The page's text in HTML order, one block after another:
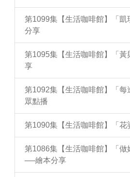
第1099集【生活咖啡館】「
分享
第1095集【生活咖啡館】「
享
第1092集【生活咖啡館】「每
眾點播
第1090集【生活咖啡館】「
第1086集【生活咖啡館】「做
──繪本分享